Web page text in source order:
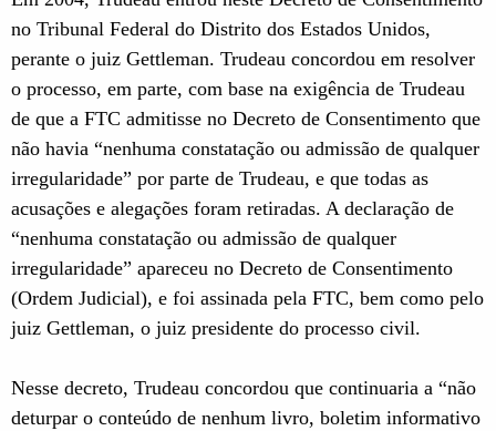
no Tribunal Federal do Distrito dos Estados Unidos,
perante o juiz Gettleman. Trudeau concordou em resolver
o processo, em parte, com base na exigência de Trudeau
de que a FTC admitisse no Decreto de Consentimento que
não havia “nenhuma constatação ou admissão de qualquer
irregularidade” por parte de Trudeau, e que todas as
acusações e alegações foram retiradas. A declaração de
“nenhuma constatação ou admissão de qualquer
irregularidade” apareceu no Decreto de Consentimento
(Ordem Judicial), e foi assinada pela FTC, bem como pelo
juiz Gettleman, o juiz presidente do processo civil.
Nesse decreto, Trudeau concordou que continuaria a “não
deturpar o conteúdo de nenhum livro, boletim informativo